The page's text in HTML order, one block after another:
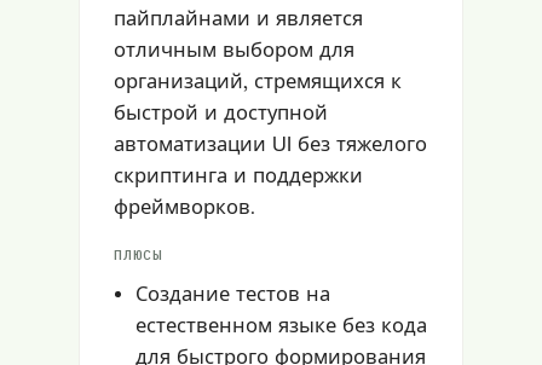
пайплайнами и является
отличным выбором для
организаций, стремящихся к
быстрой и доступной
автоматизации UI без тяжелого
скриптинга и поддержки
фреймворков.
ПЛЮСЫ
Создание тестов на
естественном языке без кода
для быстрого формирования